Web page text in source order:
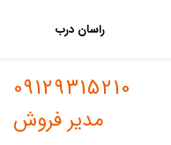
راسان درب
09129315210
مدیر فروش